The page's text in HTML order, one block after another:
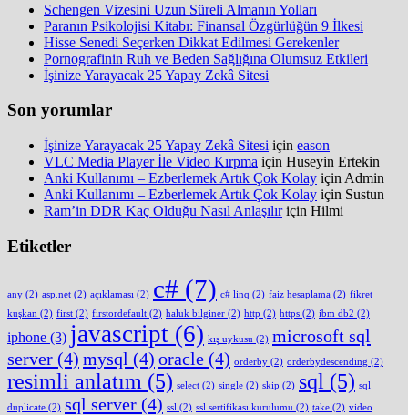
Schengen Vizesini Uzun Süreli Almanın Yolları
Paranın Psikolojisi Kitabı: Finansal Özgürlüğün 9 İlkesi
Hisse Senedi Seçerken Dikkat Edilmesi Gerekenler
Pornografinin Ruh ve Beden Sağlığına Olumsuz Etkileri
İşinize Yarayacak 25 Yapay Zekâ Sitesi
Son yorumlar
İşinize Yarayacak 25 Yapay Zekâ Sitesi için eason
VLC Media Player İle Video Kırpma için Huseyin Ertekin
Anki Kullanımı – Ezberlemek Artık Çok Kolay için Admin
Anki Kullanımı – Ezberlemek Artık Çok Kolay için Sustun
Ram’in DDR Kaç Olduğu Nasıl Anlaşılıriçin Hilmi
Etiketler
any (2) asp.net (2) açıklaması (2) c# (7) c# linq (2) faiz hesaplama (2) fikret
kuşkan (2) first (2) firstordefault (2) haluk bilginer (2) http (2) https (2) ibm db2 (2)
iphone (3) javascript (6) kış uykusu (2) microsoft sql
server (4) mysql (4) oracle (4) orderby (2) orderbydescending (2)
resimli anlatım (5) select (2) single (2) skip (2) sql (5) sql
duplicate (2) sql server (4) ssl (2) ssl sertifikası kurulumu (2) take (2) video